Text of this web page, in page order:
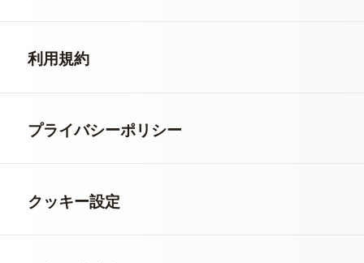
利用規約
プライバシーポリシー
クッキー設定